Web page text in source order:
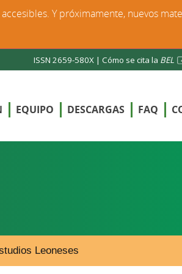
ISSN 2659-580X | Cómo se cita la BEL
EQUIPO DESCARGAS FAQ
Leoneses
Y próximamente, nuevos